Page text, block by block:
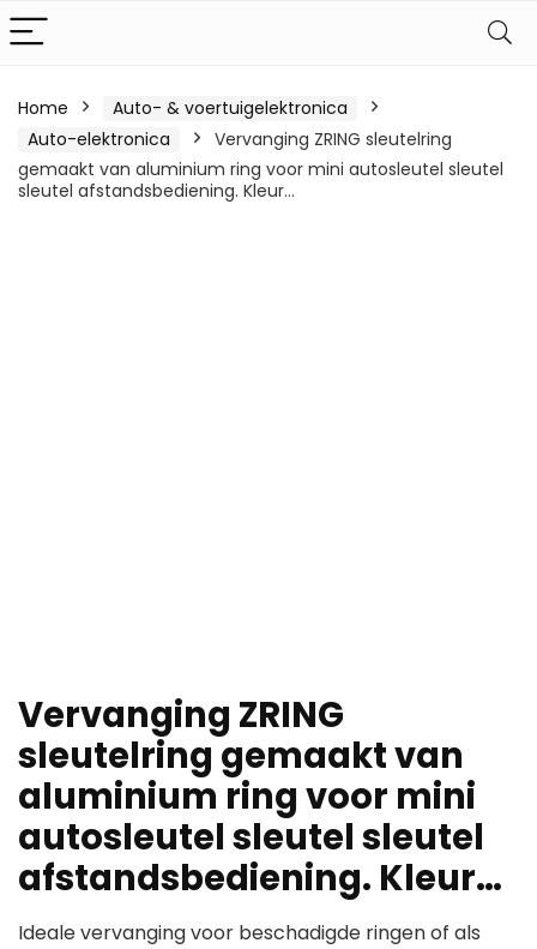
Home
Auto- & voertuigelektronica
Auto-elektronica
Vervanging ZRING sleutelring
gemaakt van aluminium ring voor mini autosleutel sleutel
sleutel afstandsbediening. Kleur…
Vervanging ZRING
sleutelring gemaakt van
aluminium ring voor mini
autosleutel sleutel sleutel
afstandsbediening. Kleur…
Ideale vervanging voor beschadigde ringen of als